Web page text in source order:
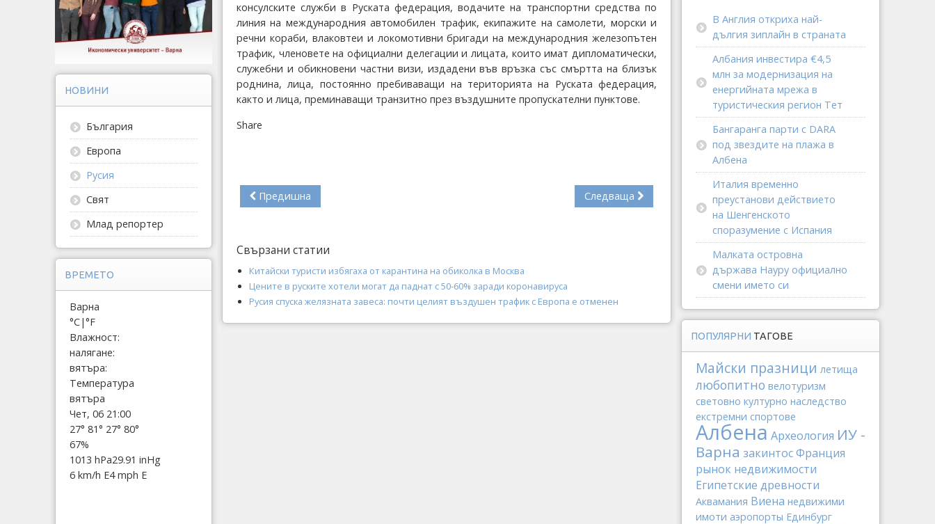
консулските служби в Руската федерация, водачите на транспортни средства по
линия на международния автомобилен трафик, екипажите на самолети, морски и
речни кораби, влаковтеи и локомотивни бригади на международния железопътен
трафик, членовете на официални делегации и лицата, които имат дипломатически,
служебни и обикновени частни визи, издадени във връзка със смъртта на близък
роднина, лица, постоянно пребиваващи на територията на Руската федерация,
както и лица, преминаващи транзитно през въздушните пропускателни пунктове.
Share
Предишна Следваща
Свързани статии
Китайски туристи избягаха от карантина на обиколка в Москва
Цените в руските хотели могат да паднат с 50-60% заради коронавируса
Русия спуска желязната завеса: почти целият въздушен трафик с Европа е отменен
НОВИНИ
България
Европа
Русия
Свят
Млад репортер
ВРЕМЕТО
Варна
°C|°F
Влажност:
налягане:
вятъра:
Температура
вятъра
Чет, 06 21:00
27° 81° 27° 80°
67%
1013 hPa29.91 inHg
6 km/h E4 mph E
В Англия откриха най-
дългия зиплайн в страната
Албания инвестира €4,5
млн за модернизация на
енергийната мрежа в
туристическия регион Тет
Бангаранга парти с DARA
под звездите на плажа в
Албена
Италия временно
преустанови действието
на Шенгенското
споразумение с Испания
Малката островна
държава Науру официално
смени името си
ПОПУЛЯРНИ ТАГОВЕ
Майски празници летища
любопитно велотуризм
световно културно наследство
екстремни спортове
АлбенаАрхеология ИУ -
Варна закинтосФранция
рынок недвижимости
Египетские древности
Аквамания Виена недвижими
имоти аэропорты Единбург